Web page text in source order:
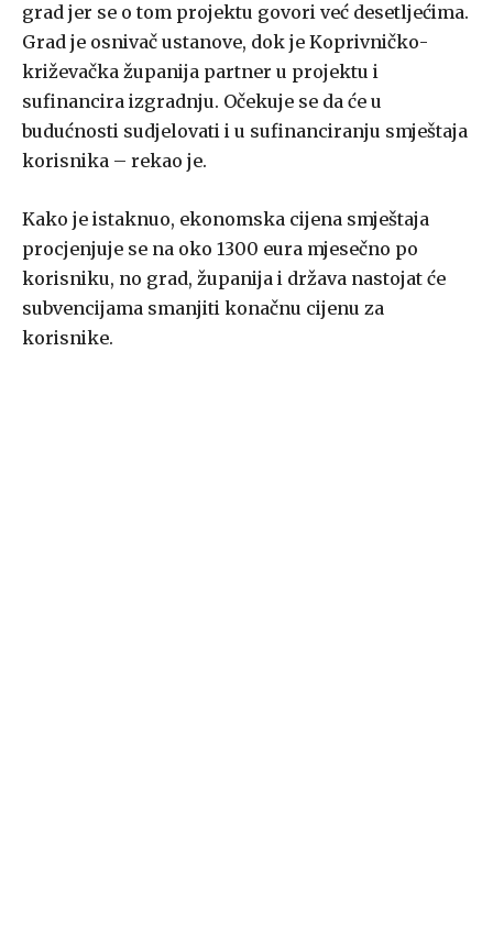
grad jer se o tom projektu govori već desetljećima.
Grad je osnivač ustanove, dok je Koprivničko-
križevačka županija partner u projektu i
sufinancira izgradnju. Očekuje se da će u
budućnosti sudjelovati i u sufinanciranju smještaja
korisnika – rekao je.
Kako je istaknuo, ekonomska cijena smještaja
procjenjuje se na oko 1300 eura mjesečno po
korisniku, no grad, županija i država nastojat će
subvencijama smanjiti konačnu cijenu za
korisnike.